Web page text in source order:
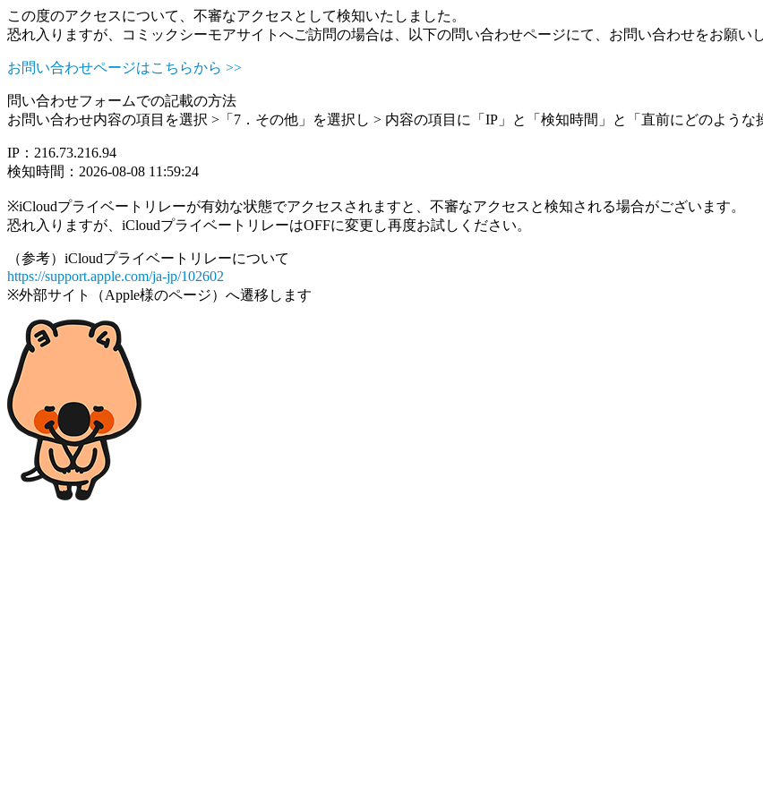
この度のアクセスについて、不審なアクセスとして検知いたしました。
恐れ入りますが、コミックシーモアサイトへご訪問の場合は、以下の問い合わせページにて、お問い合わせをお願いし
お問い合わせページはこちらから >>
問い合わせフォームでの記載の方法
お問い合わせ内容の項目を選択 >「7．その他」を選択し > 内容の項目に「IP」と「検知時間」と「直前にどのような
IP：216.73.216.94
検知時間：2026-08-08 11:59:24
※iCloudプライベートリレーが有効な状態でアクセスされますと、不審なアクセスと検知される場合がございます。
恐れ入りますが、iCloudプライベートリレーはOFFに変更し再度お試しください。
（参考）iCloudプライベートリレーについて
https://support.apple.com/ja-jp/102602
※外部サイト（Apple様のページ）へ遷移します